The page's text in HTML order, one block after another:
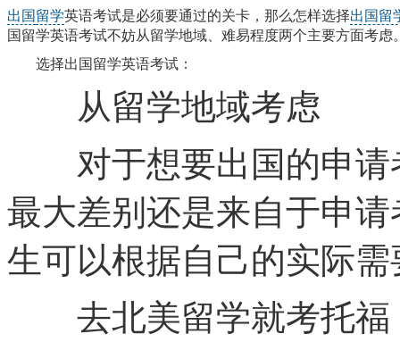
出国留学英语考试是必须要通过的关卡，那么怎样选择出国留
国留学英语考试不妨从留学地域、难易程度两个主要方面考
选择出国留学英语考试：
从留学地域考虑
对于想要出国的申请
最大差别还是来自于申
生可以根据自己的实际
去北美留学就考托福